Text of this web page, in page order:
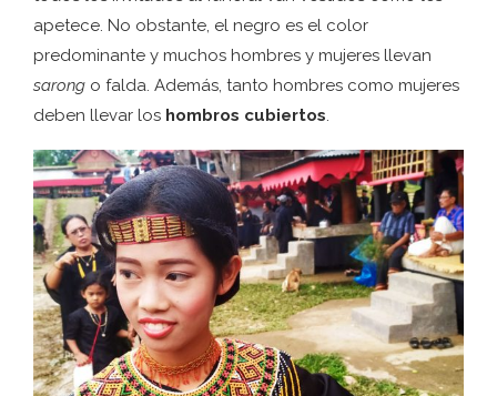
apetece. No obstante, el negro es el color
predominante y muchos hombres y mujeres llevan
sarong o falda. Además, tanto hombres como mujeres
deben llevar los hombros cubiertos.